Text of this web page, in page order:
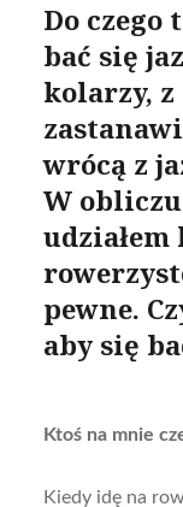
Do czego
bać się
kolarzy,
wrócą z
W
pewne.
aby się
Ktoś na mnie
Kiedy idę na